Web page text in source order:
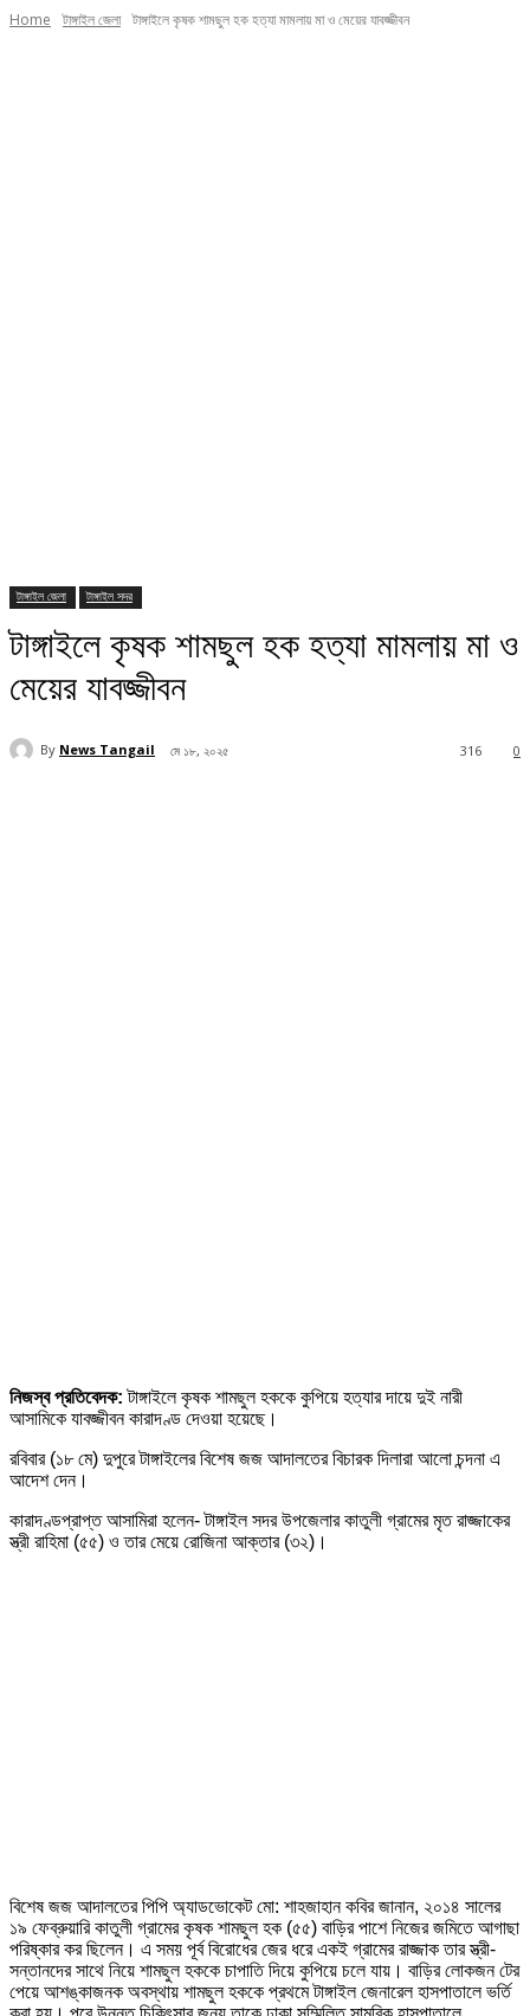
Home টাঙ্গাইল জেলা টাঙ্গাইলে কৃষক শামছুল হক হত্যা মামলায় মা ও মেয়ের যাবজ্জীবন
টাঙ্গাইল জেলা টাঙ্গাইল সদর
টাঙ্গাইলে কৃষক শামছুল হক হত্যা মামলায় মা ও
মেয়ের যাবজ্জীবন
By News Tangail মে ১৮, ২০২৫ 0
316
নিজস্ব প্রতিবেদক: টাঙ্গাইলে কৃষক শামছুল হককে কুপিয়ে হত্যার দায়ে দুই নারী
আসামিকে যাবজ্জীবন কারাদণ্ড দেওয়া হয়েছে।
রবিবার (১৮ মে) দুপুরে টাঙ্গাইলের বিশেষ জজ আদালতের বিচারক দিলারা আলো চন্দনা এ
আদেশ দেন।
কারাদণ্ডপ্রাপ্ত আসামিরা হলেন- টাঙ্গাইল সদর উপজেলার কাতুলী গ্রামের মৃত রাজ্জাকের
স্ত্রী রাহিমা (৫৫) ও তার মেয়ে রোজিনা আক্তার (৩২)।
বিশেষ জজ আদালতের পিপি অ্যাডভোকেট মো: শাহজাহান কবির জানান, ২০১৪ সালের
১৯ ফেব্রুয়ারি কাতুলী গ্রামের কৃষক শামছুল হক (৫৫) বাড়ির পাশে নিজের জমিতে আগাছা
পরিষ্কার কর ছিলেন। এ সময় পূর্ব বিরোধের জের ধরে একই গ্রামের রাজ্জাক তার স্ত্রী-
সন্তানদের সাথে নিয়ে শামছুল হককে চাপাতি দিয়ে কুপিয়ে চলে যায়। বাড়ির লোকজন টের
পেয়ে আশঙ্কাজনক অবস্থায় শামছুল হককে প্রথমে টাঙ্গাইল জেনারেল হাসপাতালে ভর্তি